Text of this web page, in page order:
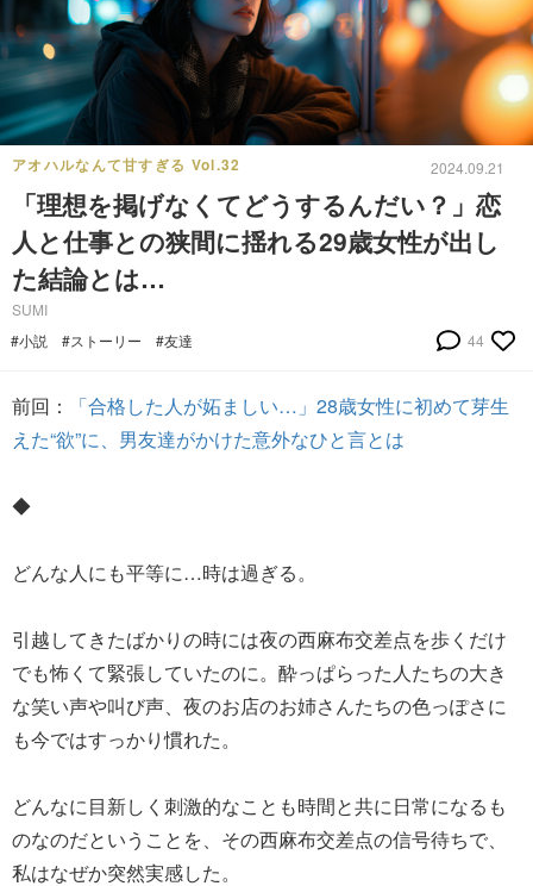
アオハルなんて甘すぎる Vol.32 2024.09.21
「理想を掲げなくてどうするんだい？」恋
人と仕事との狭間に揺れる29歳女性が出し
た結論とは…
SUMI
#小説
#ストーリー #友達 44
前回：
「合格した人が妬ましい…」28歳女性に初めて芽生
えた“欲”に、男友達がかけた意外なひと言とは
◆
どんな人にも平等に…時は過ぎる。
引越してきたばかりの時には夜の西麻布交差点を歩くだけ
でも怖くて緊張していたのに。酔っぱらった人たちの大き
な笑い声や叫び声、夜のお店のお姉さんたちの色っぽさに
も今ではすっかり慣れた。
どんなに目新しく刺激的なことも時間と共に日常になるも
のなのだということを、その西麻布交差点の信号待ちで、
私はなぜか突然実感した。